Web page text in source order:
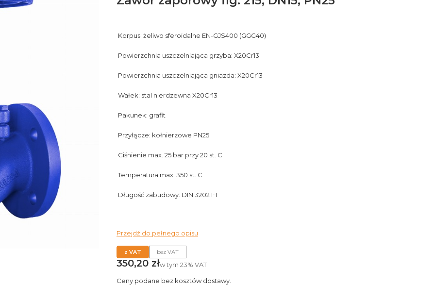
Korpus: żeliwo sferoidalne EN-GJS400 (GGG40)
Powierzchnia uszczelniająca grzyba: X20Cr13
Powierzchnia uszczelniająca gniazda: X20Cr13
Wałek: stal nierdzewna X20Cr13
Pakunek: grafit
Przyłącze: kołnierzowe PN25
Ciśnienie max. 25 bar przy 20 st. C
Temperatura max. 350 st. C
Długość zabudowy: DIN 3202 F1
Przejdź do pełnego opisu
z VAT bez VAT
Cena
350,20 złw tym 23% VAT
Ceny podane bez kosztów dostawy.